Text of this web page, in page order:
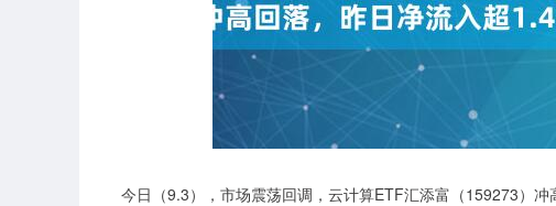
今日（9.3），市场震荡回调，云计算ETF汇添富（159273）冲